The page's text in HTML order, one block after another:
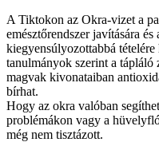
A Tiktokon az Okra-vizet a
emésztőrendszer javítására
kiegyensúlyozottabbá
tanulmányok szerint a tápláló
magvak kivonataiban
bírhat.
Hogy az okra valóban
problémákon vagy a
még nem tisztázott.